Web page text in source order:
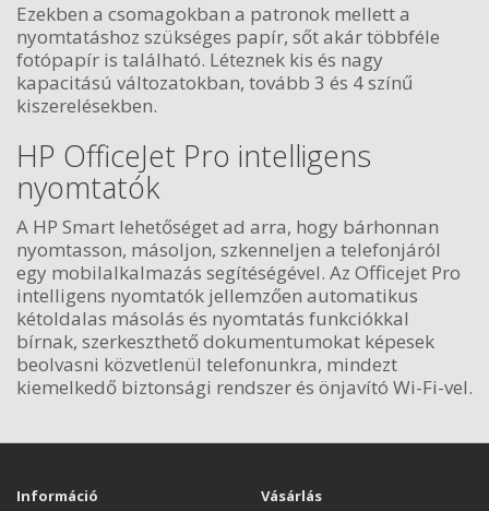
Ezekben a csomagokban a patronok mellett a
nyomtatáshoz szükséges papír, sőt akár többféle
fotópapír is található. Léteznek kis és nagy
kapacitású változatokban, tovább 3 és 4 színű
kiszerelésekben.
HP OfficeJet Pro intelligens
nyomtatók
A HP Smart lehetőséget ad arra, hogy bárhonnan
nyomtasson, másoljon, szkenneljen a telefonjáról
egy mobilalkalmazás segítéségével. Az Officejet Pro
intelligens nyomtatók jellemzően automatikus
kétoldalas másolás és nyomtatás funkciókkal
bírnak, szerkeszthető dokumentumokat képesek
beolvasni közvetlenül telefonunkra, mindezt
kiemelkedő biztonsági rendszer és önjavító Wi-Fi-vel.
Információ Vásárlás